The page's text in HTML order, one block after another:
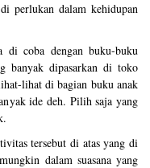
perlukan dalam kehidupan
di coba dengan buku-buku
banyak dipasarkan di toko
lihat di bagian buku anak
ide deh. Pilih saja yang
tersebut di atas yang di
dalam suasana yang